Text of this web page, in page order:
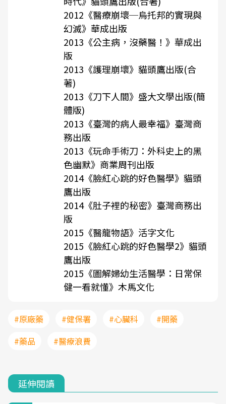
2012《醫療崩壞─烏托邦的實現與
幻滅》華成出版
2013《公主病，沒藥醫！》華成出
版
2013《護理崩壞》貓頭鷹出版(合
著)
2013《刀下人間》盛大文學出版(簡
體版)
2013《臺灣的病人最幸福》臺灣商
務出版
2013《玩命手術刀：外科史上的黑
色幽默》商業周刊出版
2014《臉紅心跳的好色醫學》貓頭
鷹出版
2014《肚子裡的秘密》臺灣商務出
版
2015《醫龍物語》活字文化
2015《臉紅心跳的好色醫學2》貓頭
鷹出版
2015《圖解婦幼生活醫學：日常保
健一看就懂》木馬文化
#原廠藥 #健保署 #心臟科
#開藥
#藥品
#醫療浪費
延伸閱讀